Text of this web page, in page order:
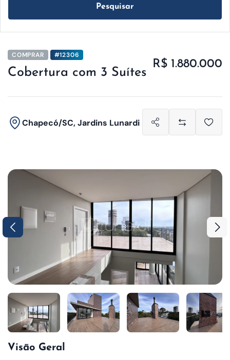
Pesquisar
COMPRAR #12306
Cobertura com 3 Suítes
R$ 1.880.000
Chapecó/SC, Jardins Lunardi
Visão Geral